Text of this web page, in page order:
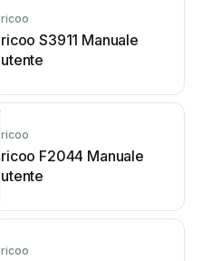
ricoo
ricoo S3911 Manuale
utente
ricoo
ricoo F2044 Manuale
utente
ricoo